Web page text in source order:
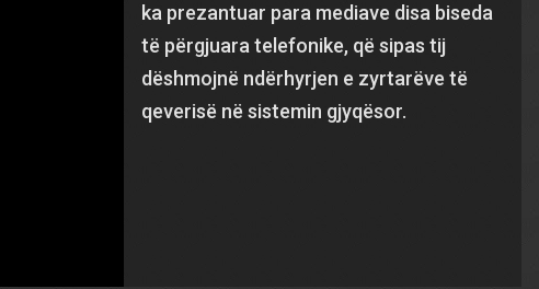
ka prezantuar para mediave disa biseda
të përgjuara telefonike, që sipas tij
dëshmojnë ndërhyrjen e zyrtarëve të
qeverisë në sistemin gjyqësor.